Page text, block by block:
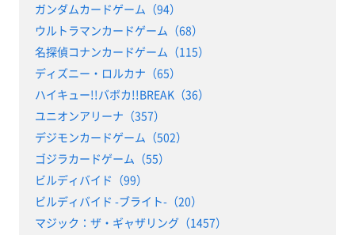
ガンダムカードゲーム（94）
ウルトラマンカードゲーム（68）
名探偵コナンカードゲーム（115）
ディズニー・ロルカナ（65）
ハイキュー!!バボカ!!BREAK（36）
ユニオンアリーナ（357）
デジモンカードゲーム（502）
ゴジラカードゲーム（55）
ビルディバイド（99）
ビルディバイド -ブライト-（20）
マジック：ザ・ギャザリング（1457）